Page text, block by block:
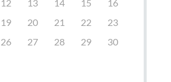
12 13 14 15
16
19 20 21 22
23
26 27 28 29
30